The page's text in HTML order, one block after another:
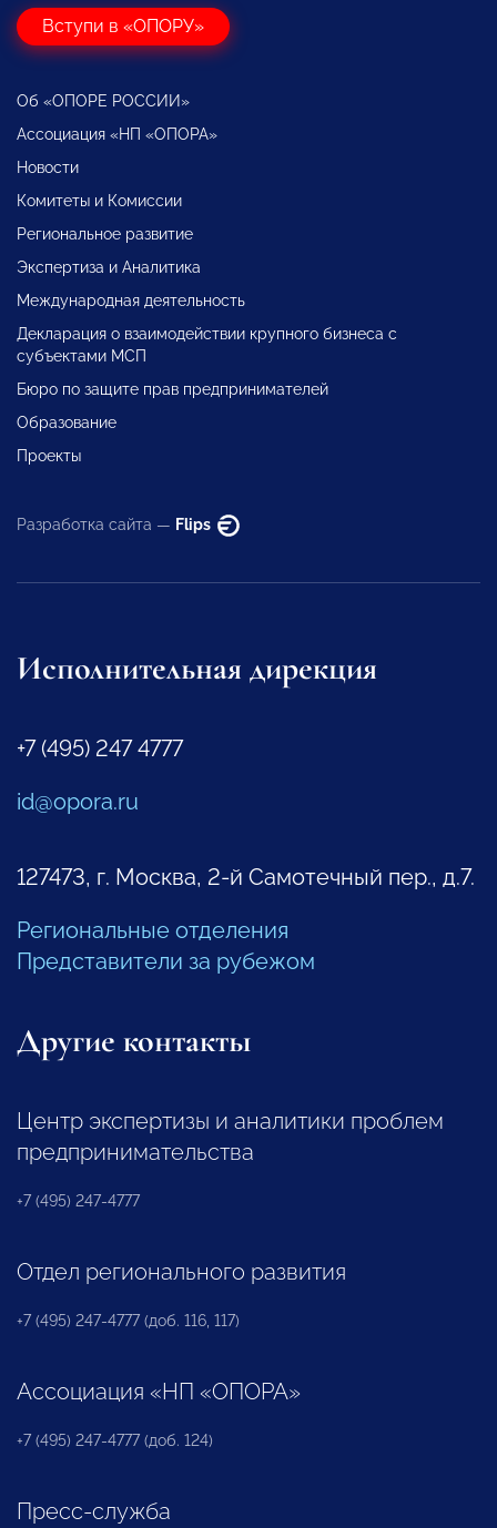
Вступи в «ОПОРУ»
Об «ОПОРЕ РОССИИ»
Ассоциация «НП «ОПОРА»
Новости
Комитеты и Комиссии
Региональное развитие
Экспертиза и Аналитика
Международная деятельность
Декларация о взаимодействии крупного бизнеса с
субъектами МСП
Бюро по защите прав предпринимателей
Образование
Проекты
Разработка сайта — Flips
Исполнительная дирекция
+7 (495) 247 4777
id@opora.ru
127473, г. Москва, 2-й Самотечный пер., д.7.
Региональные отделения
Представители за рубежом
Другие контакты
Центр экспертизы и аналитики проблем
предпринимательства
+7 (495) 247-4777
Отдел регионального развития
+7 (495) 247-4777 (доб. 116, 117)
Ассоциация «НП «ОПОРА»
+7 (495) 247-4777 (доб. 124)
Пресс-служба